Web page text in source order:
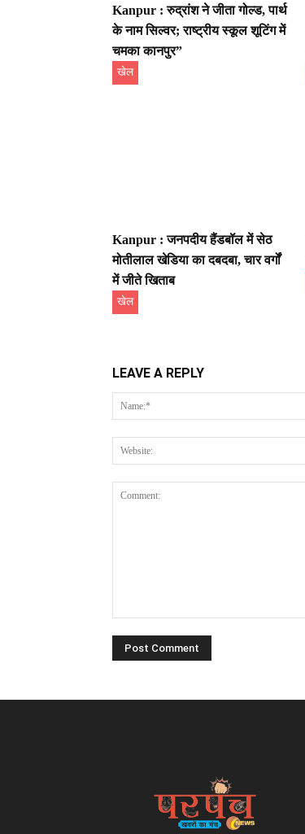
Kanpur : रुद्रांश ने जीता गोल्ड, पार्थ
के नाम सिल्वर; राष्ट्रीय स्कूल शूटिंग में
चमका कानपुर”
खेल
Kanpur : जनपदीय हैंडबॉल में सेठ
मोतीलाल खेडिया का दबदबा, चार वर्गों
में जीते खिताब
खेल
LEAVE A REPLY